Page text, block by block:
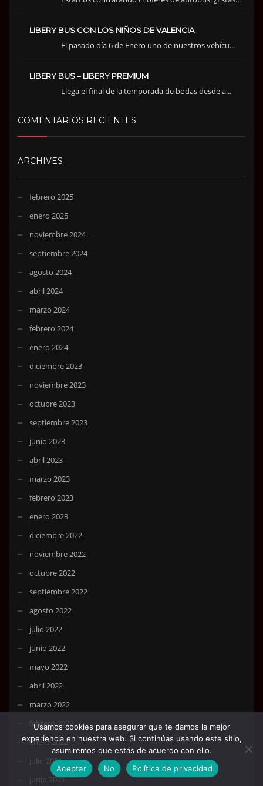
LIBERY BUS CON LOS NIÑOS DE VALENCIA
El pasado día 6 de Enero uno de nuestros vehícu...
LIBERY BUS – LIBERY PREMIUM
Llega el final de la temporada de bodas desde a...
COMENTARIOS RECIENTES
ARCHIVES
febrero 2025
enero 2025
noviembre 2024
septiembre 2024
agosto 2024
abril 2024
marzo 2024
febrero 2024
enero 2024
diciembre 2023
noviembre 2023
octubre 2023
septiembre 2023
junio 2023
abril 2023
marzo 2023
febrero 2023
enero 2023
diciembre 2022
noviembre 2022
octubre 2022
septiembre 2022
agosto 2022
julio 2022
junio 2022
mayo 2022
abril 2022
marzo 2022
febrero 2022
enero 2022
julio 2021
junio 2021
Usamos cookies para asegurar que te damos la mejor
experiencia en nuestra web. Si continúas usando este sitio,
asumiremos que estás de acuerdo con ello.
Aceptar
No Política de privacidad